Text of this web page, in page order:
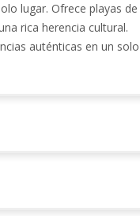
lugar. Ofrece playas de
rica herencia cultural.
auténticas en un solo